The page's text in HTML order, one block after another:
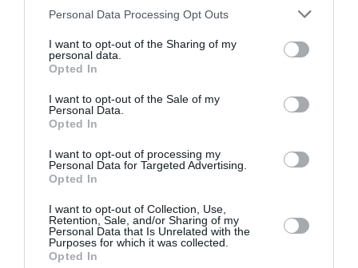
Please note that this website/app uses one or more Google
not limited to your visit or usage behaviour. You may click to
grant or deny consent to Google and its third-party tags to
use your data for below specified purposes in below Google
consent section.
Personal Data Processing Opt Outs
I want to opt-out of the Sharing of my
personal data.
Opted In
I want to opt-out of the Sale of my
Personal Data.
Opted In
I want to opt-out of processing my
Personal Data for Targeted Advertising.
Opted In
I want to opt-out of Collection, Use,
Retention, Sale, and/or Sharing of my
Personal Data that Is Unrelated with the
Purposes for which it was collected.
Opted In
ΟΛΕΣ ΟΙ ΕΙΔΗΣΕΙΣ →
διαβάστε ακόμη